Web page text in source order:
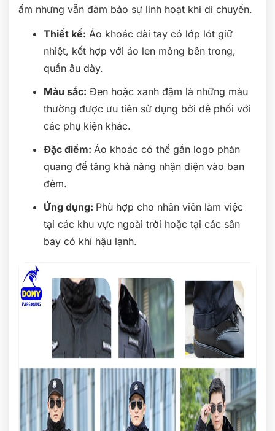
ấm nhưng vẫn đảm bảo sự linh hoạt khi di chuyển.
Thiết kế: Áo khoác dài tay có lớp lót giữ
nhiệt, kết hợp với áo len mỏng bên trong,
quần âu dày.
Màu sắc: Đen hoặc xanh đậm là những màu
thường được ưu tiên sử dụng bởi dễ phối với
các phụ kiện khác.
Đặc điểm: Áo khoác có thể gắn logo phản
quang để tăng khả năng nhận diện vào ban
đêm.
Ứng dụng: Phù hợp cho nhân viên làm việc
tại các khu vực ngoài trời hoặc tại các sân
bay có khí hậu lạnh.